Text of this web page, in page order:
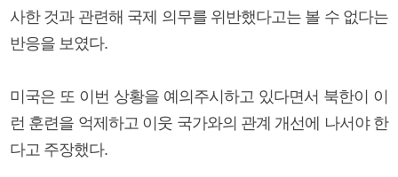
사한 것과 관련해 국제 의무를 위반했다고는 볼 수 없다는
반응을 보였다.
미국은 또 이번 상황을 예의주시하고 있다면서 북한이 이
런 훈련을 억제하고 이웃 국가와의 관계 개선에 나서야 한
다고 주장했다.